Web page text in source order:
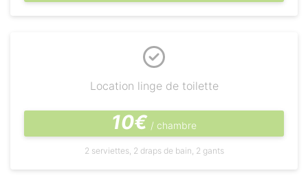
Location linge de toilette
10€ / chambre
2 serviettes, 2 draps de bain, 2 gants